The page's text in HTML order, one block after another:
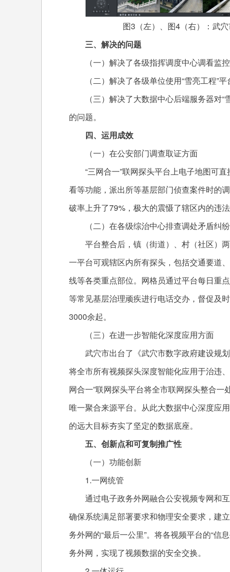
图3（左）、图4（右）：武穴
三、解决的问题
（一）解决了各级指挥调度中心调看监控
（二）解决了各级单位使用“雪亮工程”平
（三）解决了大数据中心后端服务器对“
的问题。
四、运用成效
（一）在公安部门调查取证方面
“三网合一”联网探头平台上电子地图可直
看等功能，派出所等基层部门侦查案件时的
破率上升了79%，极大的震慑了辖区内的违
（二）在各级综治中心排查调处矛盾纠
平台整合后，镇（街道）、村（社区）两
一平台可观辖区内所有探头，包括交通要道
线等各类重点部位。网格员通过平台每日重
等常见基层治理顽疾进行电话交办，督促及
3000余起。
（三）在进一步智能化深度应用方面
武穴市出台了《武穴市数字政府建设规划
将全市所有视频探头深度智能化应用于治违
网合一”联网探头平台将全市联网探头整合
唯一聚合来源平台。从此大数据中心深度应
的远大目标夯实了坚定的数据底座。
五、创新点和可复制推广性
（一）功能创新
1.一网统管
通过电子政务外网融合公安视频专网和互
确保系统满足部署要求和物理安全要求，建
务外网的“最后一公里”。将各视频平台的“信
务外网，实现了视频数据的安全交换。